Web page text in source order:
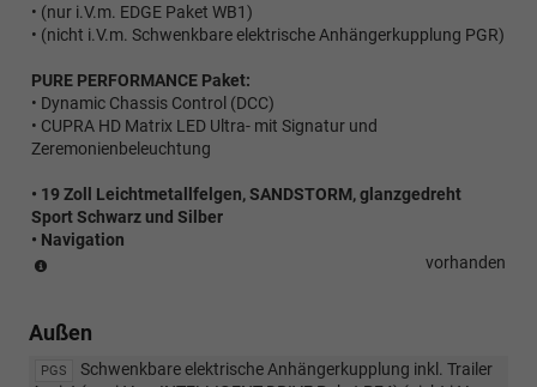
• (nur i.V.m. EDGE Paket WB1)
• (nicht i.V.m. Schwenkbare elektrische Anhängerkupplung PGR)
PURE PERFORMANCE Paket:
• Dynamic Chassis Control (DCC)
• CUPRA HD Matrix LED Ultra- mit Signatur und
Zeremonienbeleuchtung
• 19 Zoll Leichtmetallfelgen, SANDSTORM, glanzgedreht
Sport Schwarz und Silber
• Navigation
bestellbar)
vorhanden
Außen
PGS
Schwenkbare elektrische Anhängerkupplung inkl. Trailer